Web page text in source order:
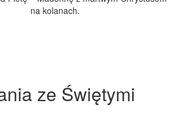
na kolanach.
ze Świętymi